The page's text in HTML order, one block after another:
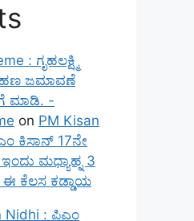
: ಗೃಹಲಕ್ಷ್ಮಿ
ಹಣ ಜಮಾವಣೆ
ಮಾಡಿ. -
on PM Kisan
ಕಿಸಾನ್ 17ನೇ
ಮಧ್ಯಾಹ್ನ 3
ಈ ಕೆಲಸ ಕಡ್ಡಾಯ
Nidhi : ಪಿಎಂ